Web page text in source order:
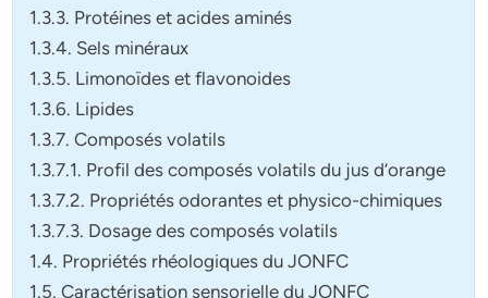
1.3.3. Protéines et acides aminés
1.3.4. Sels minéraux
1.3.5. Limonoïdes et flavonoides
1.3.6. Lipides
1.3.7. Composés volatils
1.3.7.1. Profil des composés volatils du jus d’orange
1.3.7.2. Propriétés odorantes et physico-chimiques
1.3.7.3. Dosage des composés volatils
1.4. Propriétés rhéologiques du JONFC
1.5. Caractérisation sensorielle du JONFC